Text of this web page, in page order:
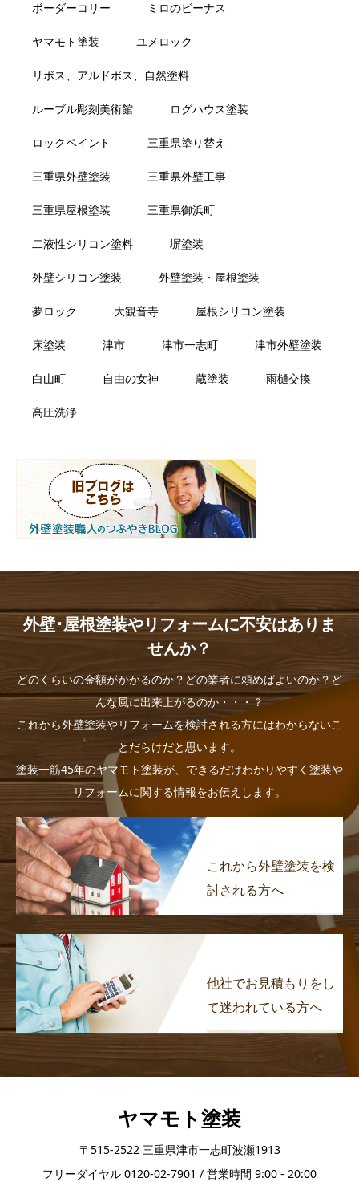
ボーダーコリー ミロのビーナス
ヤマモト塗装 ユメロック
リボス、アルドボス、自然塗料
ルーブル彫刻美術館 ログハウス塗装
ロックペイント 三重県塗り替え
三重県外壁塗装 三重県外壁工事
三重県屋根塗装 三重県御浜町
二液性シリコン塗料 塀塗装
外壁シリコン塗装 外壁塗装・屋根塗装
夢ロック 大観音寺 屋根シリコン塗装
床塗装 津市 津市一志町 津市外壁塗装
白山町 自由の女神 蔵塗装 雨樋交換
高圧洗浄
外壁･屋根塗装やリフォームに不安はありま
せんか？
どのくらいの金額がかかるのか？どの業者に頼めばよいのか？ど
んな風に出来上がるのか・・・？
これから外壁塗装やリフォームを検討される方にはわからないこ
とだらけだと思います。
塗装一筋45年のヤマモト塗装が、できるだけわかりやすく塗装や
リフォームに関する情報をお伝えします。
これから外壁塗装を検
討される方へ
他社でお見積もりをし
て迷われている方へ
ヤマモト塗装
〒515-2522 三重県津市一志町波瀬1913
フリーダイヤル 0120-02-7901 / 営業時間 9:00 - 20:00